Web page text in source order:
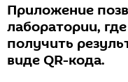
Приложение
лаборатории,
получить
виде QR-кода.